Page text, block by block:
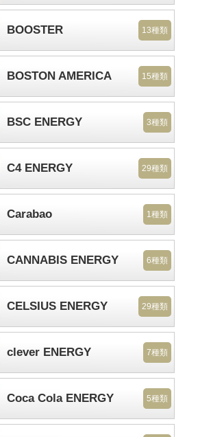
BOOSTER 13種類
BOSTON AMERICA 15種類
BSC ENERGY 3種類
C4 ENERGY 29種類
Carabao 1種類
CANNABIS ENERGY 6種類
CELSIUS ENERGY 29種類
clever ENERGY 7種類
Coca Cola ENERGY 5種類